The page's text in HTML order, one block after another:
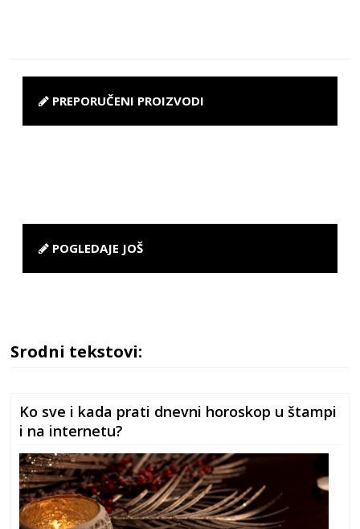
PREPORUČENI PROIZVODI
POGLEDAJE JOŠ
Srodni tekstovi:
Ko sve i kada prati dnevni horoskop u štampi
i na internetu?